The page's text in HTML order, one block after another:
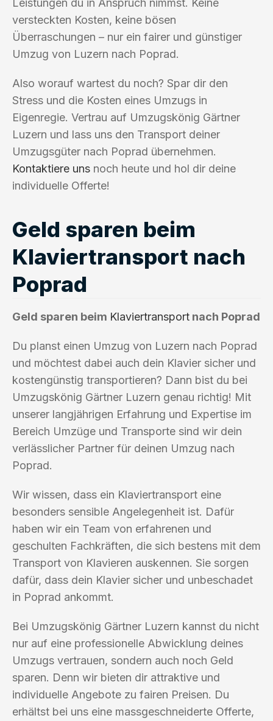
Leistungen du in Anspruch nimmst. Keine
versteckten Kosten, keine bösen
Überraschungen – nur ein fairer und günstiger
Umzug von Luzern nach Poprad.
Also worauf wartest du noch? Spar dir den
Stress und die Kosten eines Umzugs in
Eigenregie. Vertrau auf Umzugskönig Gärtner
Luzern und lass uns den Transport deiner
Umzugsgüter nach Poprad übernehmen.
Kontaktiere uns noch heute und hol dir deine
individuelle Offerte!
Geld sparen beim
Klaviertransport nach
Poprad
Geld sparen beim Klaviertransport nach Poprad
Du planst einen Umzug von Luzern nach Poprad
und möchtest dabei auch dein Klavier sicher und
kostengünstig transportieren? Dann bist du bei
Umzugskönig Gärtner Luzern genau richtig! Mit
unserer langjährigen Erfahrung und Expertise im
Bereich Umzüge und Transporte sind wir dein
verlässlicher Partner für deinen Umzug nach
Poprad.
Wir wissen, dass ein Klaviertransport eine
besonders sensible Angelegenheit ist. Dafür
haben wir ein Team von erfahrenen und
geschulten Fachkräften, die sich bestens mit dem
Transport von Klavieren auskennen. Sie sorgen
dafür, dass dein Klavier sicher und unbeschadet
in Poprad ankommt.
Bei Umzugskönig Gärtner Luzern kannst du nicht
nur auf eine professionelle Abwicklung deines
Umzugs vertrauen, sondern auch noch Geld
sparen. Denn wir bieten dir attraktive und
individuelle Angebote zu fairen Preisen. Du
erhältst bei uns eine massgeschneiderte Offerte,